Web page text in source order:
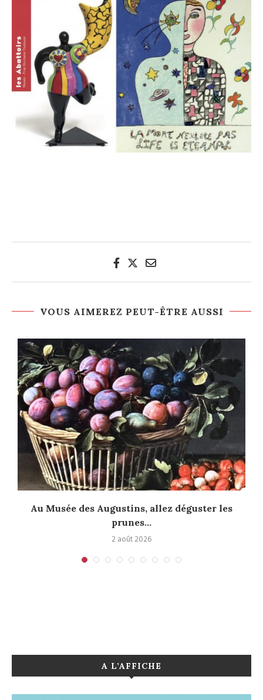
VOUS AIMEREZ PEUT-ÊTRE AUSSI
Au Musée des Augustins, allez déguster les
prunes...
2 août 2026
A L’AFFICHE